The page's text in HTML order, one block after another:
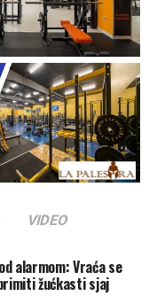
Gospa trajno
brigom
je okrenut
plove tom uvalom,
između otoka i
To je pogled naše
nama, hrabri, tješi
rekao je mons.
VIDEO
alarmom: Vraća se
žućkasti sjaj